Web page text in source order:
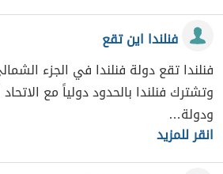
فنلندا اين تقع
فنلندا تقع دولة فنلندا في الجزء
وتشترك فنلندا بالحدود دولياً مع
ودولة…
انقر للمزيد